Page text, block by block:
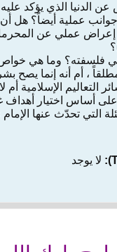
الدنيا الذي يؤكد
عملية أيضاً؟ هل
هي فلسفته؟ وما هي
، أم أنه إنما يصح
التعاليم الإسلامية أم
على أساس اختيار أهداف
التي تحدّث عنها
لا يوجد